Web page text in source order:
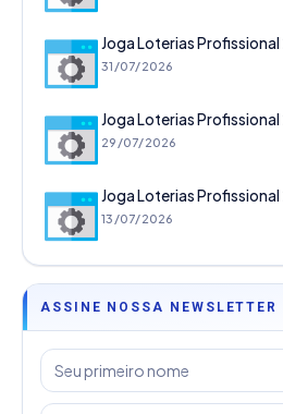
Joga Loterias
31/07/2026
Joga Loterias
29/07/2026
Joga Loterias
13/07/2026
ASSINE NOSSA NEWSLETTER